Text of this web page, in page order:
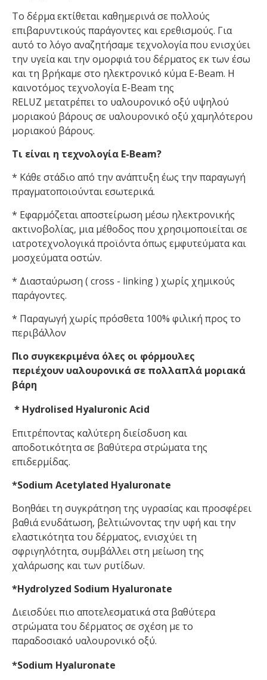
Το δέρμα εκτίθεται καθημερινά σε πολλούς
επιβαρυντικούς παράγοντες και ερεθισμούς. Για
αυτό το λόγο αναζητήσαμε τεχνολογία που ενισχύει
την υγεία και την ομορφιά του δέρματος εκ των έσω
και τη βρήκαμε στο ηλεκτρονικό κύμα E-Beam. Η
καινοτόμος τεχνολογία E-Beam της
RELUZ μετατρέπει το υαλουρονικό οξύ υψηλού
μοριακού βάρους σε υαλουρονικό οξύ χαμηλότερου
μοριακού βάρους.
Τι είναι η τεχνολογία E-Beam?
* Κάθε στάδιο από την ανάπτυξη έως την παραγωγή
πραγματοποιούνται εσωτερικά.
* Εφαρμόζεται αποστείρωση μέσω ηλεκτρονικής
ακτινοβολίας, μια μέθοδος που χρησιμοποιείται σε
ιατροτεχνολογικά προϊόντα όπως εμφυτεύματα και
μοσχεύματα οστών.
* Διασταύρωση ( cross - linking ) χωρίς χημικούς
παράγοντες.
* Παραγωγή χωρίς πρόσθετα 100% φιλική προς το
περιβάλλον
Πιο συγκεκριμένα όλες οι φόρμουλες
περιέχουν υαλουρονικά σε πολλαπλά μοριακά
βάρη
* Hydrolised Hyaluronic Acid
Επιτρέποντας καλύτερη διείσδυση και
αποδοτικότητα σε βαθύτερα στρώματα της
επιδερμίδας.
*Sodium Acetylated Hyaluronate
Βοηθάει τη συγκράτηση της υγρασίας και προσφέρει
βαθιά ενυδάτωση, βελτιώνοντας την υφή και την
ελαστικότητα του δέρματος, ενισχύει τη
σφριγηλότητα, συμβάλλει στη μείωση της
χαλάρωσης και των ρυτίδων.
*Ηydrolyzed Sodium Hyaluronate
Διεισδύει πιο αποτελεσματικά στα βαθύτερα
στρώματα του δέρματος σε σχέση με το
παραδοσιακό υαλουρονικό οξύ.
*Sodium Hyaluronate